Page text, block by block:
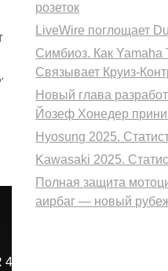
400. ПРО
розеток
LiveWire поглощает
Симбиоз. Как Yamaha
Связывает Круиз-
Новый глава
Йозеф Хонедер
Hyosung 2025.
Kawasaki 2025.
Полная защита
аирбаг — новый